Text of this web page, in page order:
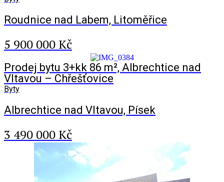
Roudnice nad Labem, Litoměřice
5 900 000 Kč
Prodej bytu 3+kk 86 m², Albrechtice nad
Vltavou – Chřešťovice
Byty
Albrechtice nad Vltavou, Písek
3 490 000 Kč